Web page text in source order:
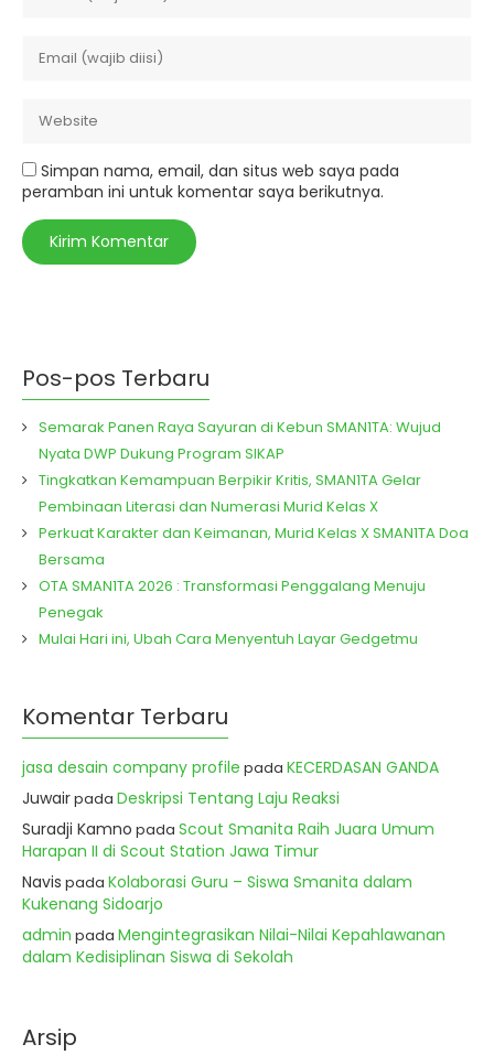
Simpan nama, email, dan situs web saya pada
peramban ini untuk komentar saya berikutnya.
Pos-pos Terbaru
Semarak Panen Raya Sayuran di Kebun SMAN1TA: Wujud
Nyata DWP Dukung Program SIKAP
Tingkatkan Kemampuan Berpikir Kritis, SMAN1TA Gelar
Pembinaan Literasi dan Numerasi Murid Kelas X
Perkuat Karakter dan Keimanan, Murid Kelas X SMAN1TA Doa
Bersama
OTA SMAN1TA 2026 : Transformasi Penggalang Menuju
Penegak
Mulai Hari ini, Ubah Cara Menyentuh Layar Gedgetmu
Komentar Terbaru
jasa desain company profile pada KECERDASAN GANDA
Juwairpada Deskripsi Tentang Laju Reaksi
Suradji Kamno pada Scout Smanita Raih Juara Umum
Harapan II di Scout Station Jawa Timur
Navis pada Kolaborasi Guru – Siswa Smanita dalam
Kukenang Sidoarjo
admin pada Mengintegrasikan Nilai-Nilai Kepahlawanan
dalam Kedisiplinan Siswa di Sekolah
Arsip